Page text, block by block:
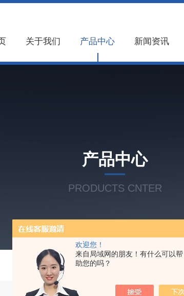
欢迎您！
来自局域网的朋友！有什么可以帮
助您的吗？
关于我们 产品中心 新闻资讯
产品中心
PRODUCTS CNTER
当前位置：